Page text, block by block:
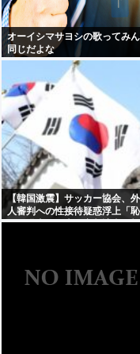
オーイシマサヨシの歌ってみ
同じだよな
【韓国激震】サッカー協会、
人審判への性接待疑惑浮上「
べき過去」日本人審判該当の